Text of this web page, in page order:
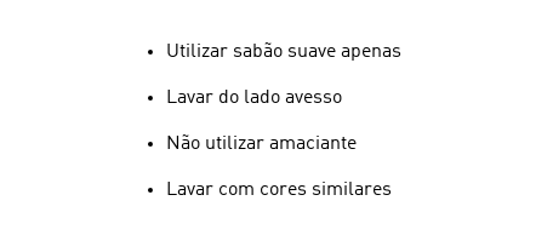
Utilizar sabão suave apenas
Lavar do lado avesso
Não utilizar amaciante
Lavar com cores similares